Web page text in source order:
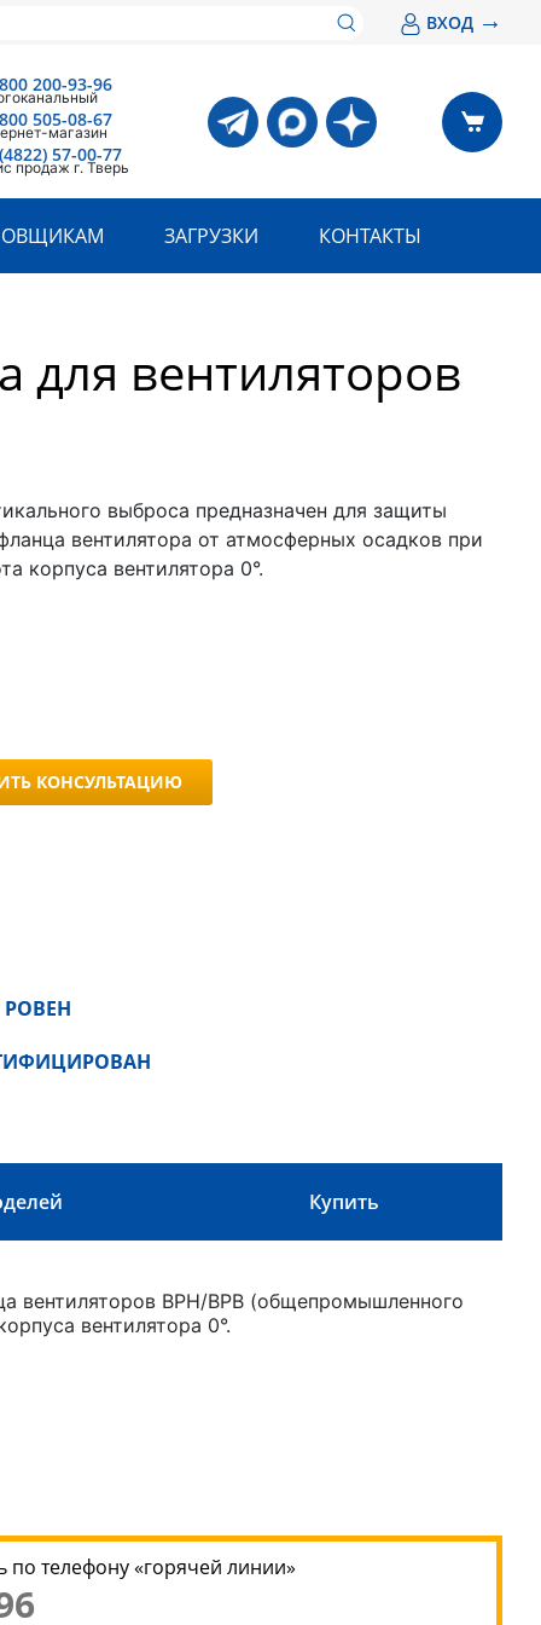
ВХОД →
200-93-96
505-08-67
магазин
57-00-77
продаж г. Тверь
ЗАГРУЗКИ КОНТАКТЫ
для вентиляторов
выброса предназначен для защиты
вентилятора от атмосферных осадков при
корпуса вентилятора 0°.
КОНСУЛЬТАЦИЮ
Купить
вентиляторов ВРН/ВРВ (общепромышленного
вентилятора 0°.
телефону «горячей линии»